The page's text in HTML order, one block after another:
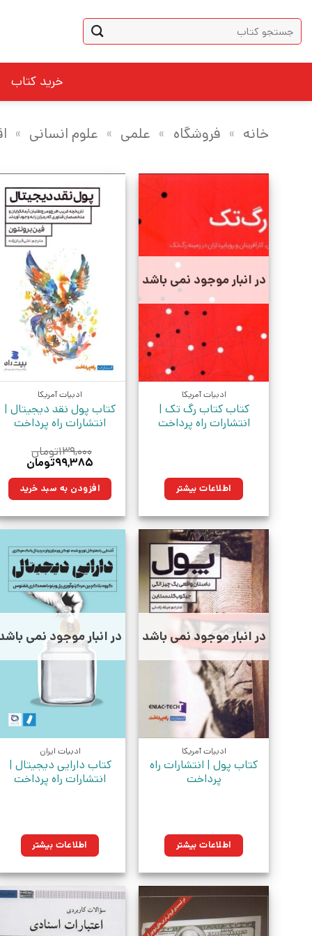
content
جستجو
برای:
خرید کتاب
خانه » فروشگاه » علمی » علوم انسانی »
در انبار موجود نمی باشد
ادبیات آمریکا
کتاب کتاب رگ تک |
انتشارات راه پرداخت
اطلاعات بیشتر
ادبیات آمریکا
کتاب پول نقد دیجیتال |
انتشارات راه پرداخت
۱۳۹,۰۰۰تومان
قیمت
۱۳۹,۰۰۰تومان
بود.
۹۹,۳۸۵تومانقیمت
۹۹,۳۸۵تومان.افزودن به سبد خرید
در انبار موجود نمی باشد
ادبیات آمریکا
کتاب پول | انتشارات راه
پرداخت
اطلاعات بیشتر
در انبار موجود نمی
ادبیات ایران
کتاب دارایی دیجیتال |
انتشارات راه پرداخت
اطلاعات بیشتر